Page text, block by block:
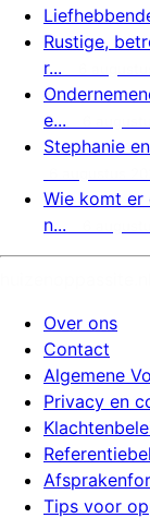
Rustige,
r...
e...
Stephanie
Wie komt er
n...
Over ons
Contact
Algemene
Privacy en
Tips voor